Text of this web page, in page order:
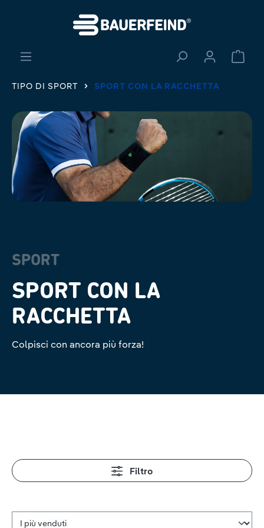
Il
TIPO DI SPORT SPORT CON LA RACCHETTA
SPORT
SPORT CON LA
RACCHETTA
Colpisci con ancora più forza!
Filtro